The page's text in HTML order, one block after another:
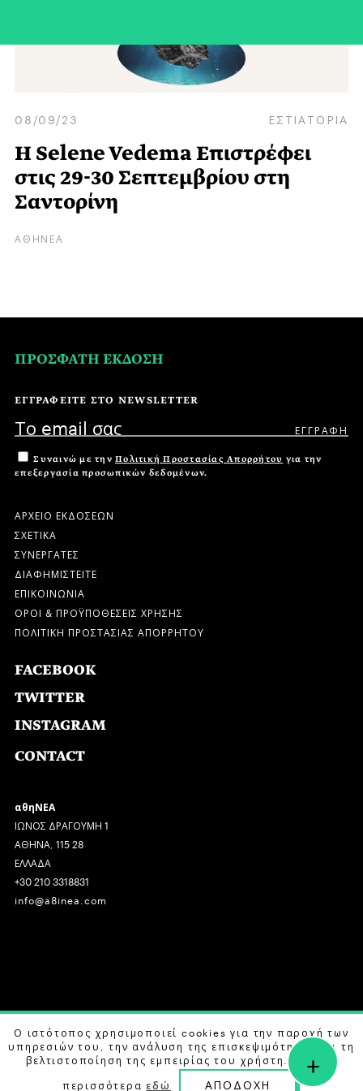
08/09/23 ΕΣΤΙΑΤΟΡΙΑ
Η Selene Vedema Επιστρέφει
στις 29-30 Σεπτεμβρίου στη
Σαντορίνη
ΑΘΗΝΕΑ
ΠΡΟΣΦΑΤΗ ΕΚΔΟΣΗ
ΕΓΓΡΑΦΕΙΤΕ ΣΤΟ NEWSLETTER
Συναινώ με την Πολιτική Προστασίας Απορρήτου για την
επεξεργασία προσωπικών δεδομένων.
ΑΡΧΕΙΟ ΕΚΔΟΣΕΩΝ
ΣΧΕΤΙΚΑ
ΣΥΝΕΡΓΑΤΕΣ
ΔΙΑΦΗΜΙΣΤΕΙΤΕ
ΕΠΙΚΟΙΝΩΝΙΑ
ΟΡΟΙ & ΠΡΟΫΠΟΘΕΣΕΙΣ ΧΡΗΣΗΣ
ΠΟΛΙΤΙΚΗ ΠΡΟΣΤΑΣΙΑΣ ΑΠΟΡΡΗΤΟΥ
FACEBOOK
TWITTER
INSTAGRAM
CONTACT
αθηΝΕΑ
ΙΩΝΟΣ ΔΡΑΓΟΥΜΗ 1
ΑΘΗΝΑ, 115 28
ΕΛΛΑΔΑ
+30 210 3318831
info@a8inea.com
COPYRIGHT © 2026 αθηΝΕΑ, ALL RIGHTS RESERVED.
DESIGN BY G DESIGN STUDIO. DEVELOPED BYB LABS
Ο ιστότοπος χρησιμοποιεί cookies για την παροχή των
υπηρεσιών του, την ανάλυση της επισκεψιμότητας και τη
βελτιστοποίηση της εμπειρίας του χρήστη. Μάθετε
περισσότεραεδώ ΑΠΟΔΟΧΗ
+